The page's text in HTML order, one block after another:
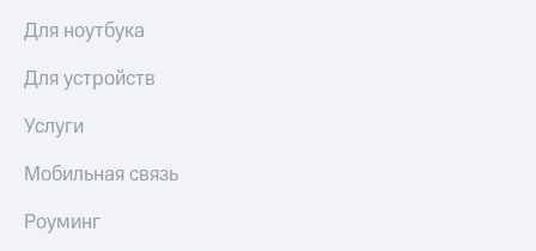
Для ноутбука
Для устройств
Услуги
Мобильная связь
Роуминг